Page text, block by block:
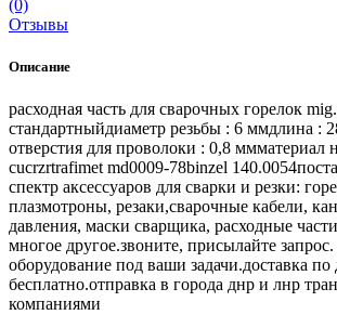
(0)
Отзывы
Описание
расходная часть для сварочных горелок
стандартныйдиаметр резьбы : 6 ммдлина :
отверстия для проволоки : 0,8 ммматериал
cucrzrtrafimet md0009-78binzel
спектр аксессуаров для сварки и резки:
плазмотроны, резаки,сварочные кабели,
давления, маски сварщика, расходные
многое другое.звоните, присылайте
оборудование под ваши задачи.доставка по
бесплатно.отправка в города днр и лнр
компаниями